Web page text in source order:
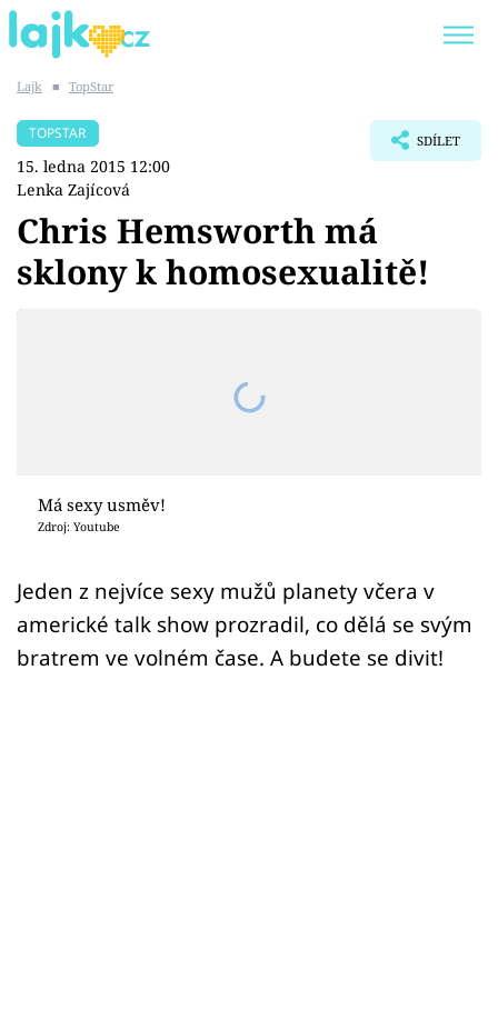
SHOPAHOLICADEL
Témata
Sex a vztahy
Sledujte prima+
Lajk ■ TopStar
TOPSTAR
15. ledna 2015 12:00
Lenka Zajícová
SDÍLET
Chris Hemsworth má
sklony k homosexualitě!
Má sexy usměv!
Zdroj: Youtube
Jeden z nejvíce sexy mužů planety včera v
americké talk show prozradil, co dělá se svým
bratrem ve volném čase. A budete se divit!